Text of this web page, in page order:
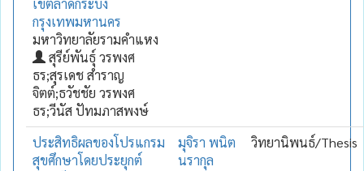
กรุงเทพมหานคร
มหาวิทยาลัยรามคำแหง
สุรีย์พันธ์ุ วรพงศ
ธร;สุรเดช สำราญ
จิตต์;ธวัชชัย วรพงศ
ธร;วีนัส ปัทมภาสพงษ์
ประสิทธิผลของโปรแกรม
สุขศึกษาโดยประยุกต์
มุจิรา พนิต
นรากุล
วิทยานิพนธ์/Thesis